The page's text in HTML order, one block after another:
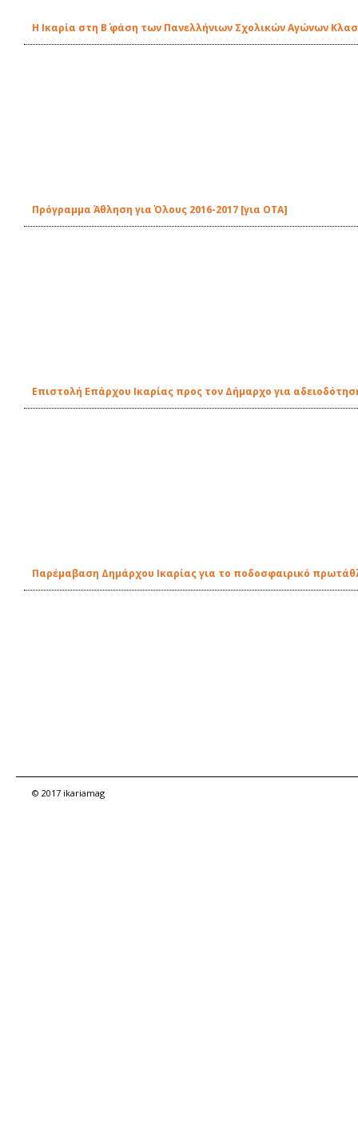
Η Ικαρία στη Β΄ φάση των Πανελλήνιων Σχολικών Αγώνων
Πρόγραμμα Άθληση για Όλους 2016-2017 [για ΟΤΑ]
Επιστολή Επάρχου Ικαρίας προς τον Δήμαρχο για
Παρέμαβαση Δημάρχου Ικαρίας για το ποδοσφαιρικό
© 2017 ikariamag